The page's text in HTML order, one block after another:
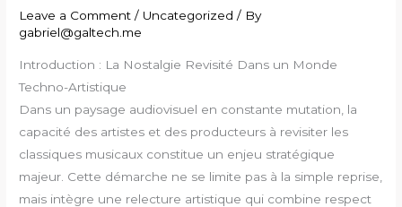
Leave a Comment / Uncategorized / By
gabriel@galtech.me
Introduction : La Nostalgie Revisité Dans un Monde
Techno-Artistique
Dans un paysage audiovisuel en constante mutation, la
capacité des artistes et des producteurs à revisiter les
classiques musicaux constitue un enjeu stratégique
majeur. Cette démarche ne se limite pas à la simple reprise,
mais intègre une relecture artistique qui combine respect